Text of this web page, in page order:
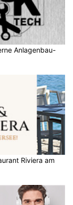
Anlagenbau-
Riviera am